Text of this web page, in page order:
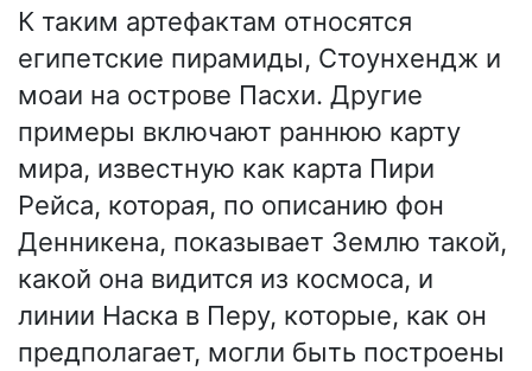
К таким артефактам относятся
египетские пирамиды, Стоунхендж и
моаи на острове Пасхи. Другие
примеры включают раннюю карту
мира, известную как карта Пири
Рейса, которая, по описанию фон
Денникена, показывает Землю такой,
какой она видится из космоса, и
линии Наска в Перу, которые, как он
предполагает, могли быть построены